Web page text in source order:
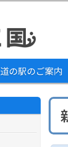
道の駅のご案内